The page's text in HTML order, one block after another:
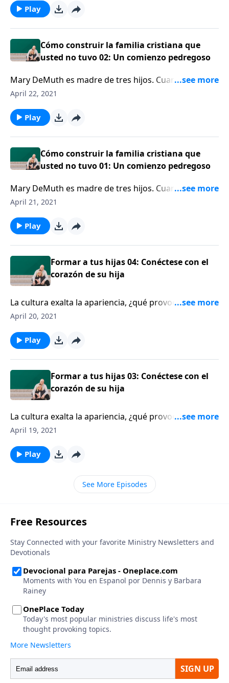
Play
Cómo construir la familia cristiana que
usted no tuvo 02: Un comienzo pedregoso
Mary DeMuth es madre de tres hijos. Cuando se casó,
sabía que quería algo diferente para su familia de lo
April 22, 2021
Play
Cómo construir la familia cristiana que
usted no tuvo 01: Un comienzo pedregoso
Mary DeMuth es madre de tres hijos. Cuando se casó,
sabía que quería algo diferente para su familia de lo
April 21, 2021
Play
Formar a tus hijas 04: Conéctese con el
corazón de su hija
La cultura exalta la apariencia, ¿qué provoca eso en
las jovencitas? Melissa Trevathan nos cuenta.
April 20, 2021
Play
Formar a tus hijas 03: Conéctese con el
corazón de su hija
La cultura exalta la apariencia, ¿qué provoca eso en
las jovencitas? Melissa Trevathan nos cuenta.
April 19, 2021
Play
See More Episodes